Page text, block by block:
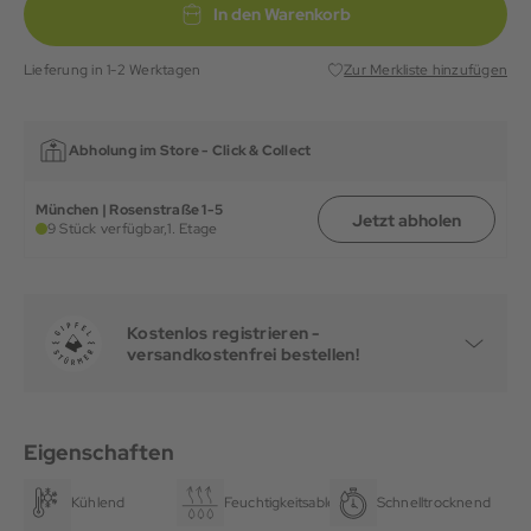
In den Warenkorb
Lieferung in 1-2 Werktagen Zur Merkliste hinzufügen
Abholung im Store - Click & Collect
München | Rosenstraße 1-5
9 Stück verfügbar,1. Etage Jetzt abholen
Kostenlos registrieren -
versandkostenfrei bestellen!
Eigenschaften
Kühlend Feuchtigkeitsableitend Schnelltrocknend